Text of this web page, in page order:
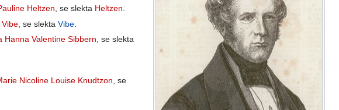
Heltzen, se slekta Heltzen.
, se slekta Vibe.
Hanna Valentine Sibbern , se slekta
Nicoline Louise Knudtzon, se